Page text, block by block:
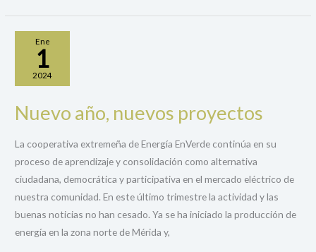
Ene
1
2024
Nuevo año, nuevos proyectos
La cooperativa extremeña de Energía EnVerde continúa en su
proceso de aprendizaje y consolidación como alternativa
ciudadana, democrática y participativa en el mercado eléctrico de
nuestra comunidad. En este último trimestre la actividad y las
buenas noticias no han cesado. Ya se ha iniciado la producción de
energía en la zona norte de Mérida y,
Nuevo
nuevos
proyectos